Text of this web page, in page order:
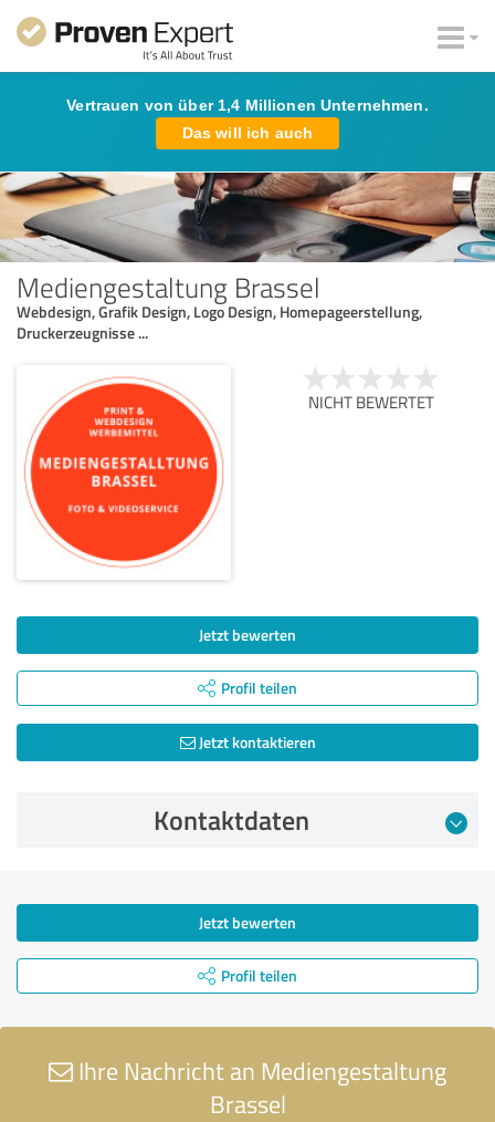
Vertrauen von über 1,4 Millionen Unternehmen.
Das will ich auch
Mediengestaltung Brassel
Webdesign, Grafik Design, Logo Design, Homepageerstellung,
Druckerzeugnisse ...
NICHT BEWERTET
Jetzt bewerten
Profil teilen
Jetzt kontaktieren
Kontaktdaten
Jetzt bewerten
Profil teilen
Ihre Nachricht an Mediengestaltung
Brassel